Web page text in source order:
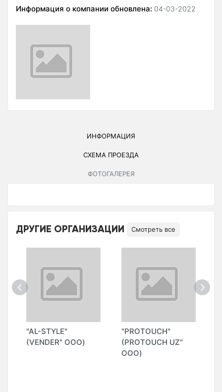
Информация о компании обновлена: 04-03-2022
ИНФОРМАЦИЯ
СХЕМА ПРОЕЗДА
ФОТОГАЛЕРЕЯ
ДРУГИЕ ОРГАНИЗАЦИИ Смотреть все
"AL-STYLE"
(VENDER" ООО)
"PROTOUCH"
(PROTOUCH UZ"
ООО)